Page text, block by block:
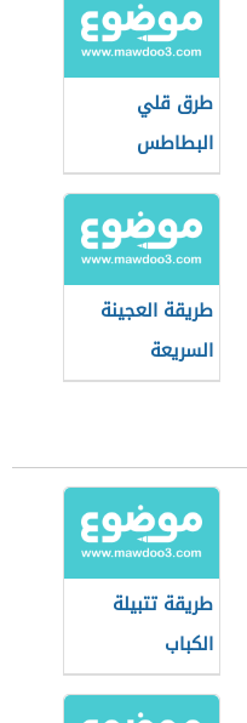
طرق قلي
البطاطس
طريقة العجينة
السريعة
طريقة تتبيلة
الكباب